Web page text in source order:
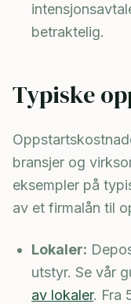
betraktelig.
Typiske
bransjer og
eksempler på
av et firmalån til
Lokaler:
utstyr. Se vår
av lokaler. Fra